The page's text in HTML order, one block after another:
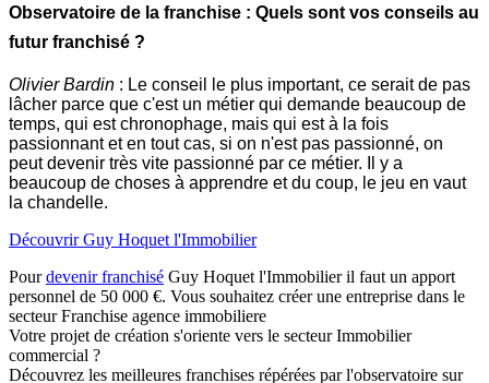
Observatoire de la franchise : Quels sont vos conseils au
futur franchisé ?
Olivier Bardin : Le conseil le plus important, ce serait de pas
lâcher parce que c'est un métier qui demande beaucoup de
temps, qui est chronophage, mais qui est à la fois
passionnant et en tout cas, si on n'est pas passionné, on
peut devenir très vite passionné par ce métier. Il y a
beaucoup de choses à apprendre et du coup, le jeu en vaut
la chandelle.
Découvrir Guy Hoquet l'Immobilier
Pourdevenir franchisé Guy Hoquet l'Immobilier il faut un apport
personnel de 50 000 €. Vous souhaitez créer une entreprise dans le
secteur Franchise agence immobiliere
Votre projet de création s'oriente vers le secteur Immobilier
commercial ?
Découvrez les meilleures franchises répérées par l'observatoire sur